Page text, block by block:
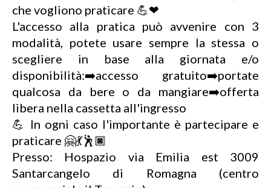
che vogliono praticare 💪❤
L'accesso alla pratica può avvenire con 3
modalità, potete usare sempre la stessa o
scegliere in base alla giornata e/o
disponibilità:➡️accesso gratuito➡️portate
qualcosa da bere o da mangiare➡️offerta
libera nella cassetta all'ingresso
💪 In ogni caso l'importante è partecipare e
praticare 🤗💃🕺🏿
Presso: Hospazio via Emilia est 3009
Santarcangelo di Romagna (centro